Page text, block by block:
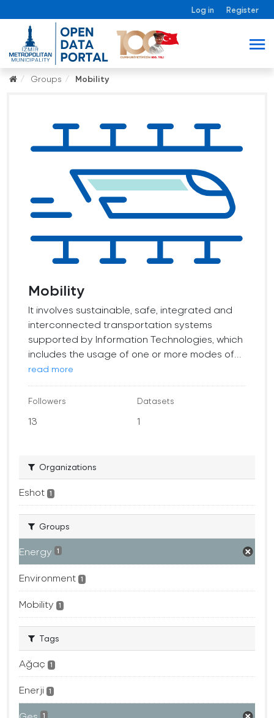
Log in Register
Groups Mobility
Mobility
It involves sustainable, safe, integrated and
interconnected transportation systems
supported by Information Technologies, which
includes the usage of one or more modes of...
read more
Followers
13
Datasets
1
Organizations
Eshot 1
Groups
Energy 1
Environment 1
Mobility 1
Tags
Ağaç 1
Enerji 1
1